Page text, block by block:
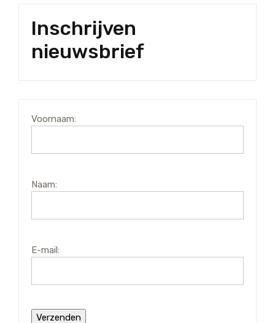
Inschrijven
nieuwsbrief
Voornaam:
Naam:
E-mail: